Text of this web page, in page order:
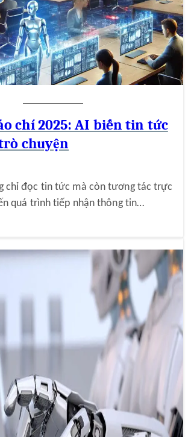
chí 2025: AI biến tin tức
chuyện
chỉ đọc tin tức mà còn tương tác trực
quá trình tiếp nhận thông tin…